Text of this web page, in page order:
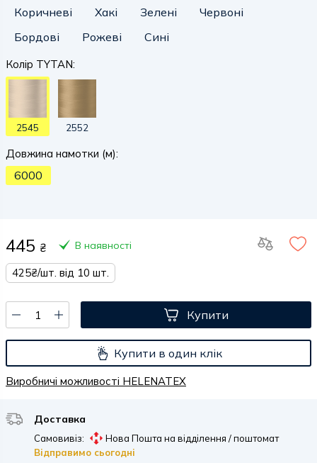
Коричневі
Хакі Зелені
Червоні
Бордові
Рожеві Сині
Колір TYTAN:
2545 2552
Довжина намотки (м):
6000
445 ₴ В наявності
425₴/шт. від 10 шт.
Купити
Купити в один клік
Виробничі можливості HELENATEX
Доставка
Самовивіз:
Нова Пошта на відділення / поштомат
Відправимо сьогодні